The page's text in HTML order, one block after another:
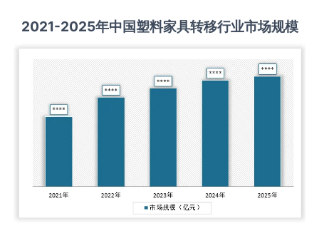
2021-2025年中国塑料家具转移行业市场规模